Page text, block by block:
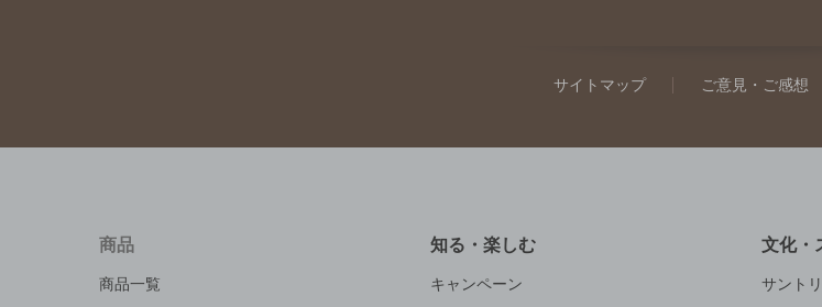
サイトマップ ご意見・ご感想
商品
商品一覧
知る・楽しむ
キャンペーン
文化・
サント